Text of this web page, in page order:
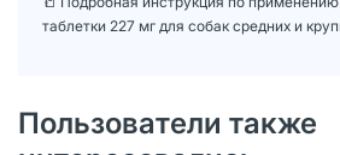
таблетки 227 мг для собак средних и
Пользователи также